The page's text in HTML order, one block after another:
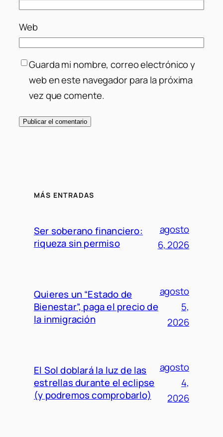
Web
Guarda mi nombre, correo electrónico y
web en este navegador para la próxima
vez que comente.
MÁS ENTRADAS
Ser soberano financiero:
riqueza sin permiso
agosto
6, 2026
Quieres un “Estado de
Bienestar”, paga el precio de
la inmigración
agosto
5,
2026
El Sol doblará la luz de las
estrellas durante el eclipse
(y podremos comprobarlo)
agosto
4,
2026